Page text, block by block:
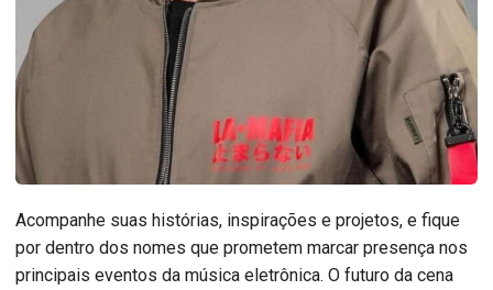
Acompanhe suas histórias, inspirações e projetos, e fique
por dentro dos nomes que prometem marcar presença nos
principais eventos da música eletrônica. O futuro da cena